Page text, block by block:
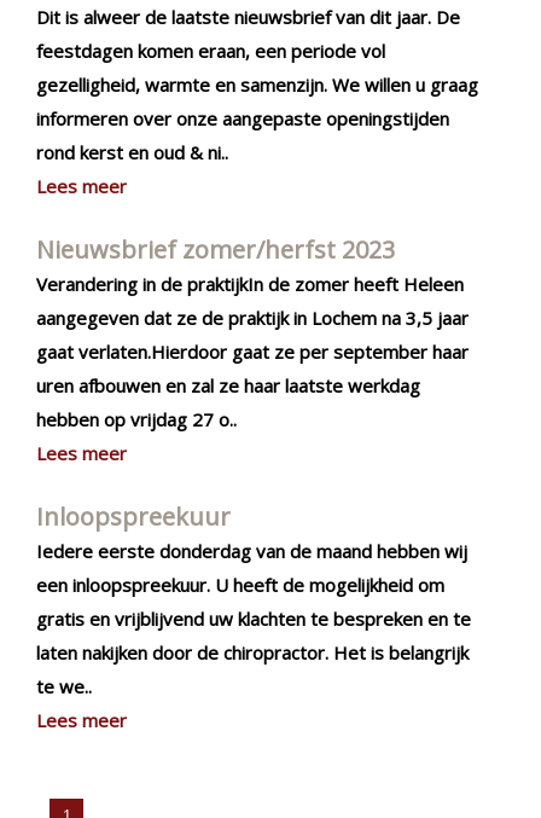
Dit is alweer de laatste nieuwsbrief van dit jaar. De
feestdagen komen eraan, een periode vol
gezelligheid, warmte en samenzijn. We willen u graag
informeren over onze aangepaste openingstijden
rond kerst en oud & ni..
Lees meer
Nieuwsbrief zomer/herfst 2023
Verandering in de praktijkIn de zomer heeft Heleen
aangegeven dat ze de praktijk in Lochem na 3,5 jaar
gaat verlaten.Hierdoor gaat ze per september haar
uren afbouwen en zal ze haar laatste werkdag
hebben op vrijdag 27 o..
Lees meer
Inloopspreekuur
Iedere eerste donderdag van de maand hebben wij
een inloopspreekuur. U heeft de mogelijkheid om
gratis en vrijblijvend uw klachten te bespreken en te
laten nakijken door de chiropractor. Het is belangrijk
te we..
Lees meer